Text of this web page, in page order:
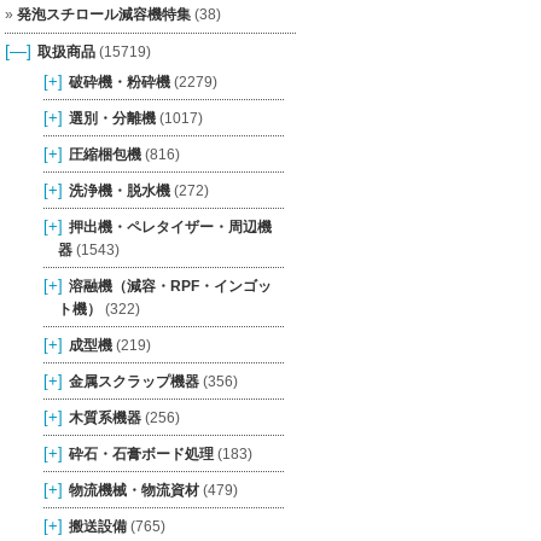
発泡スチロール減容機特集(38)
[—] 取扱商品(15719)
[+] 破砕機・粉砕機(2279)
[+] 選別・分離機(1017)
[+] 圧縮梱包機(816)
[+] 洗浄機・脱水機(272)
[+] 押出機・ペレタイザー・周辺機
器(1543)
[+] 溶融機（減容・RPF・インゴッ
ト機）
(322)
[+] 成型機(219)
[+] 金属スクラップ機器(356)
[+] 木質系機器(256)
[+] 砕石・石膏ボード処理(183)
[+] 物流機械・物流資材(479)
[+] 搬送設備(765)